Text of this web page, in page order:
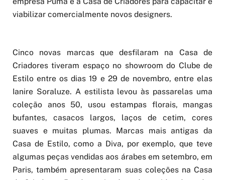
empresa Puma e a Casa de Criadores para capacitar e
viabilizar comercialmente novos designers.
Cinco novas marcas que desfilaram na Casa de
Criadores tiveram espaço no showroom do Clube de
Estilo entre os dias 19 e 29 de novembro, entre elas
Ianire Soraluze. A estilista levou às passarelas uma
coleção anos 50, usou estampas florais, mangas
bufantes, casacos largos, laços de cetim, cores
suaves e muitas plumas. Marcas mais antigas da
Casa de Estilo, como a Diva, por exemplo, que teve
algumas peças vendidas aos árabes em setembro, em
Paris, também apresentaram suas coleções na Casa